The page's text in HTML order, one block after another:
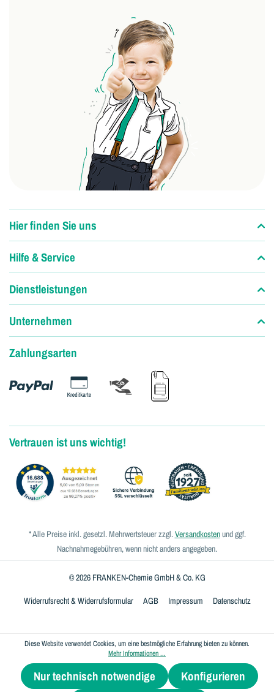
Hier finden Sie uns
Hilfe & Service
Dienstleistungen
Unternehmen
Zahlungsarten
Vertrauen ist uns wichtig!
* Alle Preise inkl. gesetzl. Mehrwertsteuer zzgl.Versandkostenund ggf.
Nachnahmegebühren, wenn nicht anders angegeben.
© 2026 FRANKEN-Chemie GmbH & Co. KG
Widerrufsrecht & Widerrufsformular AGB Impressum Datenschutz
Diese Website verwendet Cookies, um eine bestmögliche Erfahrung bieten zu können.
Mehr Informationen ...
Nur technisch notwendige Konfigurieren